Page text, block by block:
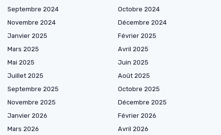
Septembre 2024
Octobre 2024
Novembre 2024
Décembre 2024
Janvier 2025
Février 2025
Mars 2025
Avril 2025
Mai 2025
Juin 2025
Juillet 2025
Août 2025
Septembre 2025
Octobre 2025
Novembre 2025
Décembre 2025
Janvier 2026
Février 2026
Mars 2026
Avril 2026